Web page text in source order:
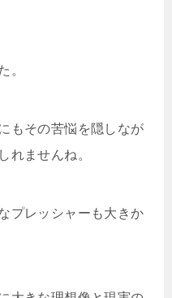
。
もその苦悩を隠しなが
れませんね。
プレッシャーも大きか